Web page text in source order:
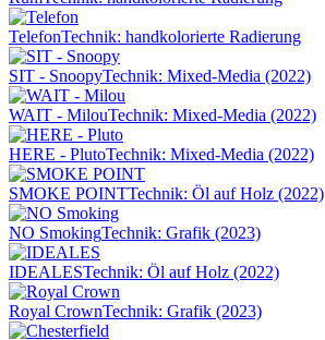
TelefonTechnik: handkolorierte Radierung
SIT - SnoopyTechnik: Mixed-Media (2022)
WAIT - MilouTechnik: Mixed-Media (2022)
HERE - PlutoTechnik: Mixed-Media (2022)
SMOKE POINTTechnik: Öl auf Holz (2022)
NO SmokingTechnik: Grafik (2023)
IDEALESTechnik: Öl auf Holz (2022)
Royal CrownTechnik: Grafik (2023)